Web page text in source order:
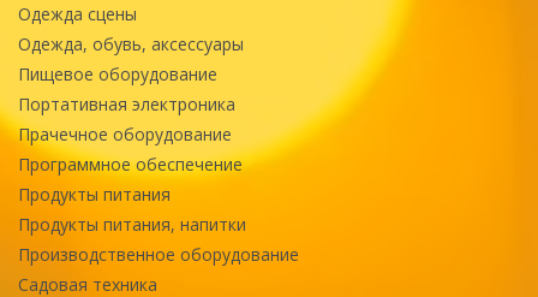
Одежда сцены
Одежда, обувь, аксессуары
Пищевое оборудование
Портативная электроника
Прачечное оборудование
Программное обеспечение
Продукты питания
Продукты питания, напитки
Производственное оборудование
Садовая техника